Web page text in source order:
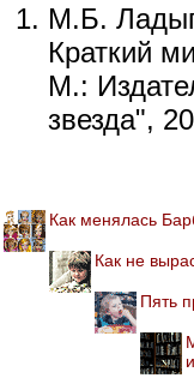
М.Б.
Краткий
М.:
звезда",
Как менялась
Как не
Пять